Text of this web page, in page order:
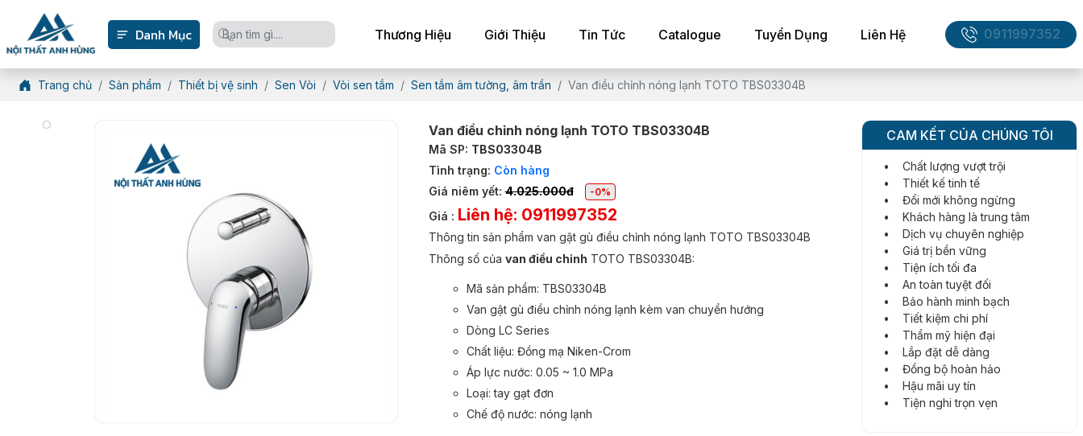
Danh Mục Thương Hiệu Giới Thiệu Tin Tức Catalogue Tuyển Dụng Liên Hệ 0911997352
Trang chủ Sản phẩm Thiết bị vệ sinh Sen Vòi Vòi sen tắm Sen tắm âm tường, âm trần Van điều chỉnh nóng lạnh TOTO TBS03304B
Van điều chỉnh nóng lạnh TOTO TBS03304B
Mã SP: TBS03304B
Tình trạng: Còn hàng
Giá niêm yết:4.025.000đ -0%
Giá : Liên hệ: 0911997352
Thông tin sản phẩm van gật gù điều chỉnh nóng lạnh TOTO TBS03304B
Thông số của van điều chỉnh TOTO TBS03304B:
Mã sản phẩm: TBS03304B
Van gật gù điều chỉnh nóng lạnh kèm van chuyển hướng
Dòng LC Series
Chất liệu: Đồng mạ Niken-Crom
Áp lực nước: 0.05 ~ 1.0 MPa
Loại: tay gạt đơn
Chế độ nước: nóng lạnh
CAM KẾT CỦA CHÚNG TÔI
• Chất lượng vượt trội
• Thiết kế tinh tế
• Đổi mới không ngừng
• Khách hàng là trung tâm
• Dịch vụ chuyên nghiệp
• Giá trị bền vững
• Tiện ích tối đa
• An toàn tuyệt đối
• Bảo hành minh bạch
• Tiết kiệm chi phí
• Thẩm mỹ hiện đại
• Lắp đặt dễ dàng
• Đồng bộ hoàn hảo
• Hậu mãi uy tín
• Tiện nghi trọn vẹn